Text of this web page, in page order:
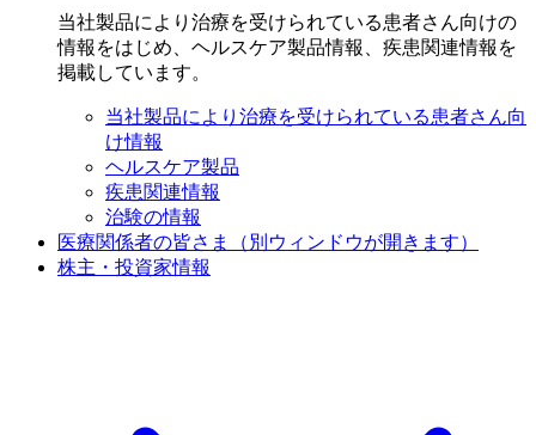
当社製品により治療を受けられている患者さん向けの
情報をはじめ、ヘルスケア製品情報、疾患関連情報を
掲載しています。
当社製品により治療を受けられている患者さん向
け情報
ヘルスケア製品
疾患関連情報
治験の情報
医療関係者の皆さま
（別ウィンドウが開きます）
株主・投資家情報